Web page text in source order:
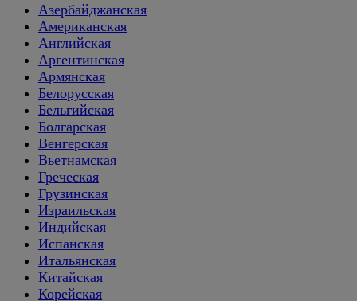
Азербайджанская
Американская
Английская
Аргентинская
Армянская
Белорусская
Бельгийская
Болгарская
Венгерская
Вьетнамская
Греческая
Грузинская
Израильская
Индийская
Испанская
Итальянская
Китайская
Корейская